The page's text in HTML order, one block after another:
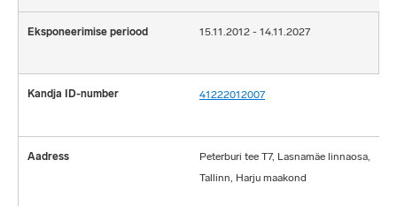
15.11.2012 - 14.11.2027
41222012007
Peterburi tee T7, Lasnamäe linnaosa,
Tallinn, Harju maakond